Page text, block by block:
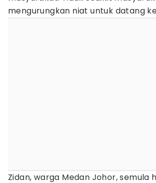
mengurungkan niat untuk datang ke
Zidan, warga Medan Johor, semula